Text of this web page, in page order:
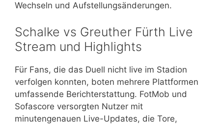
Wechseln und Aufstellungsänderungen.
Schalke vs Greuther Fürth Live
Stream und Highlights
Für Fans, die das Duell nicht live im Stadion
verfolgen konnten, boten mehrere Plattformen
umfassende Berichterstattung. FotMob und
Sofascore versorgten Nutzer mit
minutengenauen Live-Updates, die Tore,